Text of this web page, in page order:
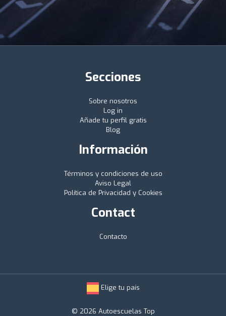
Secciones
Sobre nosotros
Log in
Añade tu perfil gratis
Blog
Información
Términos y condiciones de uso
Aviso Legal
Política de Privacidad y Cookies
Contact
Contacto
Elige tu país
© 2026 Autoescuelas Top